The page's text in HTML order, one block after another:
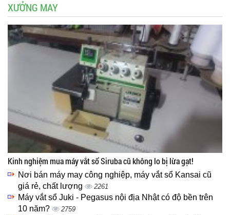
XƯỞNG MAY
Kinh nghiệm mua máy vắt sổ Siruba cũ không lo bị lừa gạt!
Nơi bán máy may công nghiệp, máy vắt sổ Kansai cũ
giá rẻ, chất lượng
2261
Máy vắt sổ Juki - Pegasus nội địa Nhật có độ bền trên
10 năm?
2759